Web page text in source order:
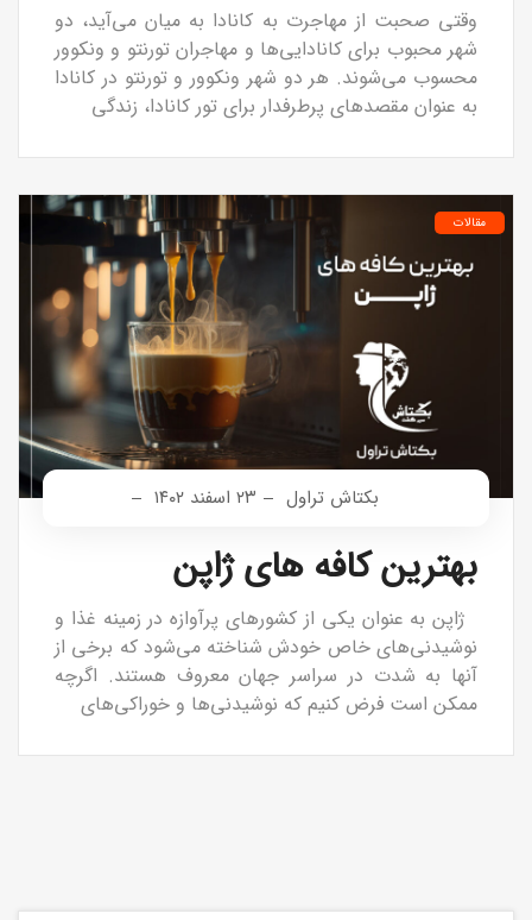
وقتی صحبت از مهاجرت به کانادا به میان می‌آید، دو
شهر محبوب برای کانادایی‌ها و مهاجران تورنتو و ونکوور
محسوب می‌شوند. هر دو شهر ونکوور و تورنتو در کانادا
به عنوان مقصدهای پرطرفدار برای تور کانادا، زندگی
مقالات
بکتاش تراول ۲۳ اسفند ۱۴۰۲
بهترین کافه های ژاپن
ژاپن به عنوان یکی از کشورهای پرآوازه در زمینه غذا و
نوشیدنی‌های خاص خودش شناخته می‌شود که برخی از
آنها به شدت در سراسر جهان معروف هستند. اگرچه
ممکن است فرض کنیم که نوشیدنی‌ها و خوراکی‌های